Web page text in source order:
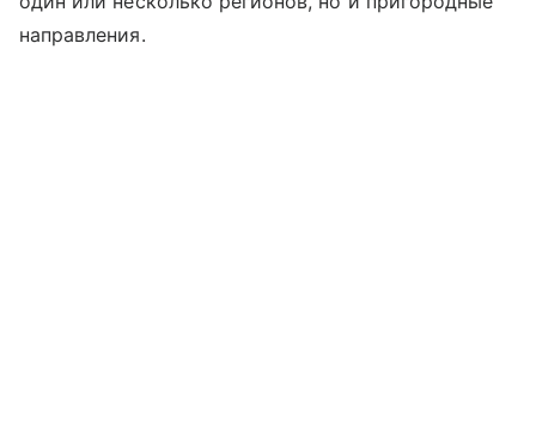
направления.